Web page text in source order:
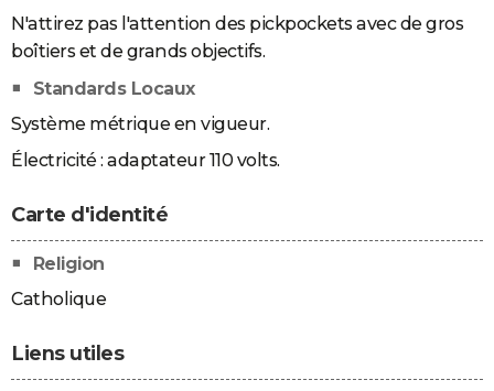
N'attirez pas l'attention des pickpockets avec de gros
boîtiers et de grands objectifs.
Standards Locaux
Système métrique en vigueur.
Électricité : adaptateur 110 volts.
Carte d'identité
Religion
Catholique
Liens utiles